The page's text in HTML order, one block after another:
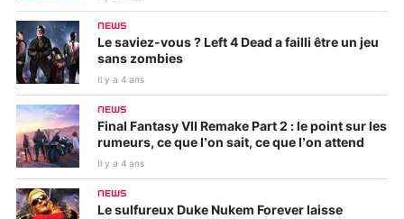
NEWS
Le saviez-vous ? Left 4 Dead a failli être un jeu
sans zombies
Il y a 4 ans
NEWS
Final Fantasy VII Remake Part 2 : le point sur les
rumeurs, ce que l’on sait, ce que l’on attend
Il y a 4 ans
NEWS
Le sulfureux Duke Nukem Forever laisse